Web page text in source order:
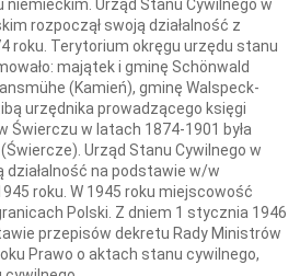
niemieckim. Urząd Stanu Cywilnego w
rozpoczął swoją działalność z
roku. Terytorium okręgu urzędu stanu
majątek i gminę Schönwald
(Kamień), gminę Walspeck-
urzędnika prowadzącego księgi
Świerczu w latach 1874-1901 była
Urząd Stanu Cywilnego w
działalność na podstawie w/w
roku. W 1945 roku miejscowość
Polski. Z dniem 1 stycznia 1946
przepisów dekretu Rady Ministrów
Prawo o aktach stanu cywilnego,